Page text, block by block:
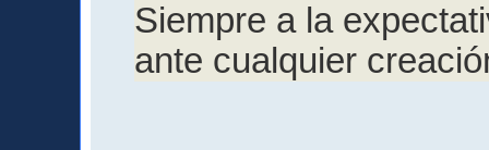
Siempre a la
ante cualquier